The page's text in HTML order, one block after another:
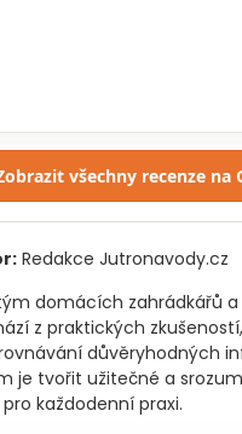
všechny recenze na
Redakce Jutronavody.cz
domácích zahrádkářů
z praktických
důvěryhodných
je tvořit užitečné a
pro každodenní praxi.